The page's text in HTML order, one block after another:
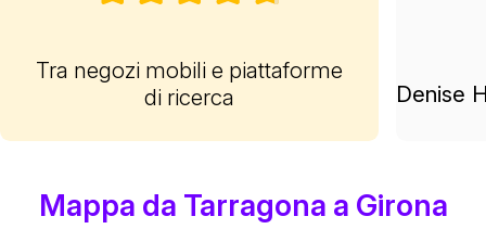
Tra negozi mobili e piattaforme
di ricerca
Denise
Mappa da Tarragona a Girona